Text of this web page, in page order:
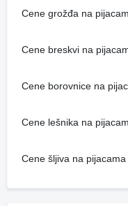
Cene grožđa na
Cene breskvi na
Cene borovnice na
Cene lešnika na
Cene šljiva na pijacama